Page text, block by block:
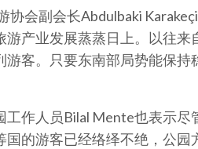
协会副会长Abdulbaki
游产业发展蒸蒸日上。以往
游客。只要东南部局势能保
工作人员Bilal Mente也表示
国的游客已经络绎不绝，公